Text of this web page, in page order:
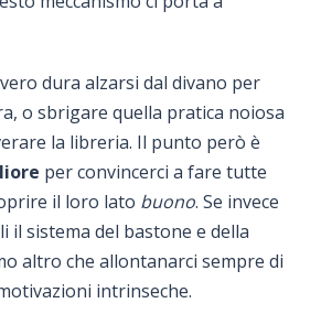
dura alzarsi dal divano per
o sbrigare quella pratica noiosa
la libreria. Il punto però è
per convincerci a fare tutte
il loro lato buono. Se invece
il sistema del bastone e della
altro che allontanarci sempre di
intrinseche.